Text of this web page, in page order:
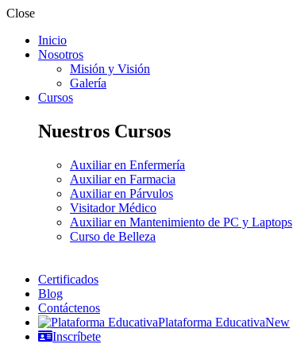
Close
Inicio
Nosotros
Misión y Visión
Galería
Cursos
Nuestros Cursos
Auxiliar en Enfermería
Auxiliar en Farmacia
Auxiliar en Párvulos
Visitador Médico
Auxiliar en Mantenimiento de PC y Laptops
Curso de Belleza
Certificados
Blog
Contáctenos
Plataforma EducativaNew
Inscríbete